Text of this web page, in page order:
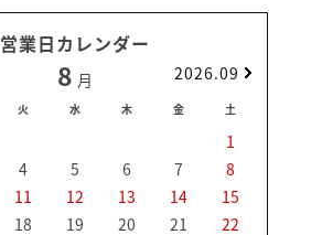
営業日カレンダー
8 月 2026.09
火 水 木 金 土
1
4 5 6 7
8
11 12 13 14
15
18 19 20 21
22